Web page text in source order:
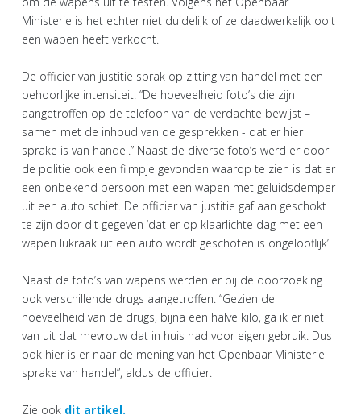
Ministerie is het echter niet duidelijk of ze daadwerkelijk ooit
een wapen heeft verkocht.
De officier van justitie sprak op zitting van handel met een
behoorlijke intensiteit: “De hoeveelheid foto’s die zijn
aangetroffen op de telefoon van de verdachte bewijst –
samen met de inhoud van de gesprekken - dat er hier
sprake is van handel.” Naast de diverse foto’s werd er door
de politie ook een filmpje gevonden waarop te zien is dat er
een onbekend persoon met een wapen met geluidsdemper
uit een auto schiet. De officier van justitie gaf aan geschokt
te zijn door dit gegeven ‘dat er op klaarlichte dag met een
wapen lukraak uit een auto wordt geschoten is ongelooflijk’.
Naast de foto’s van wapens werden er bij de doorzoeking
ook verschillende drugs aangetroffen. “Gezien de
hoeveelheid van de drugs, bijna een halve kilo, ga ik er niet
van uit dat mevrouw dat in huis had voor eigen gebruik. Dus
ook hier is er naar de mening van het Openbaar Ministerie
sprake van handel”, aldus de officier.
Zie ook dit artikel.